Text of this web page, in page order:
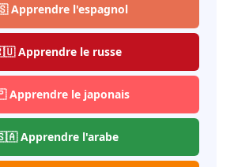
Apprendre l'espagnol
Apprendre le russe
le japonais
Apprendre l'arabe